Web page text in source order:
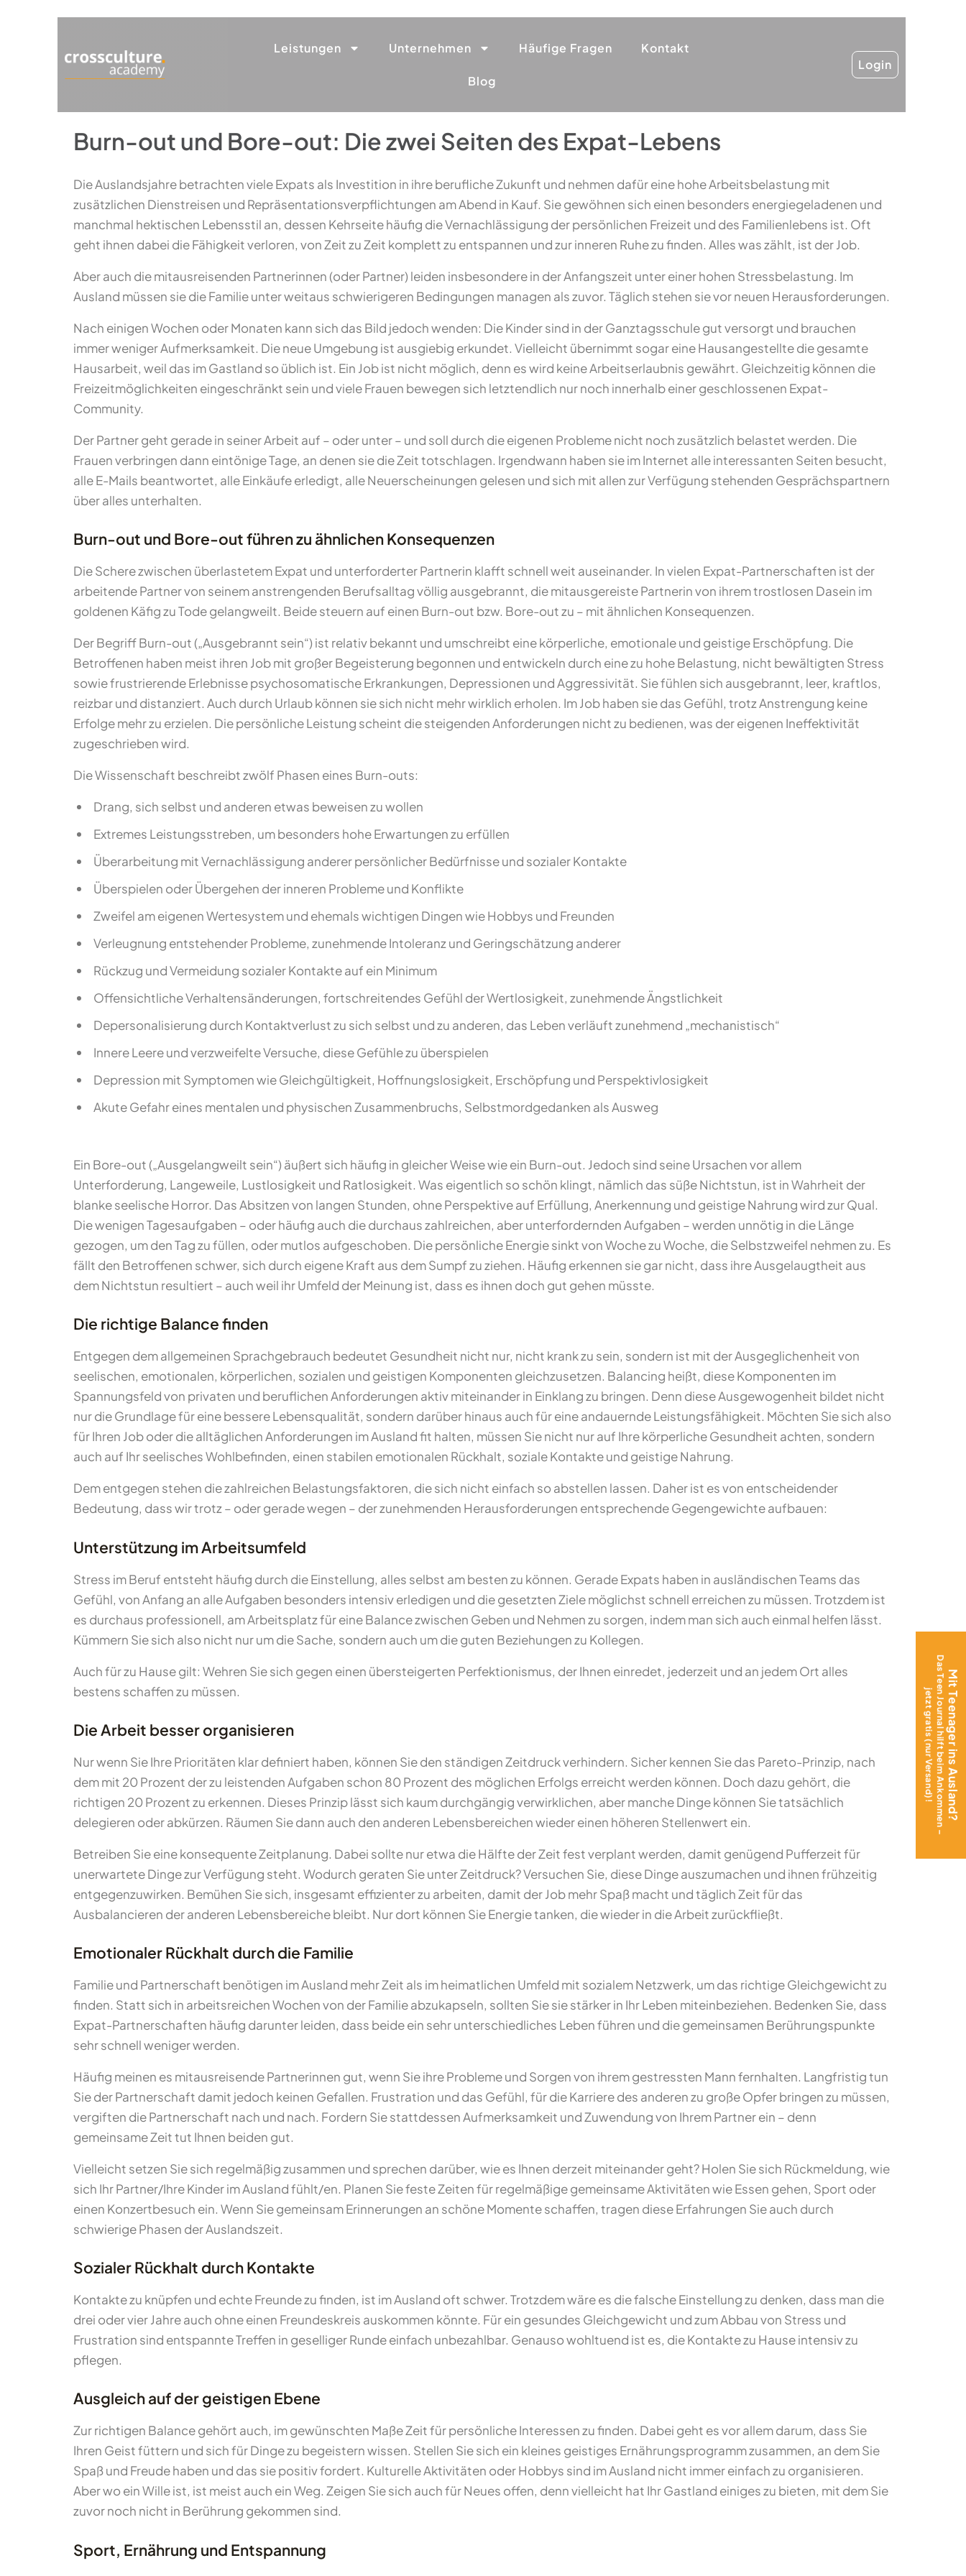
Leistungen Unternehmen Häufige Fragen Kontakt
Blog
Login
Burn-out und Bore-out: Die zwei Seiten des Expat-Lebens
Die Auslandsjahre betrachten viele Expats als Investition in ihre berufliche Zukunft und nehmen dafür eine hohe Arbeitsbelastung mit
zusätzlichen Dienstreisen und Repräsentationsverpflichtungen am Abend in Kauf. Sie gewöhnen sich einen besonders energiegeladenen und
manchmal hektischen Lebensstil an, dessen Kehrseite häufig die Vernachlässigung der persönlichen Freizeit und des Familienlebens ist. Oft
geht ihnen dabei die Fähigkeit verloren, von Zeit zu Zeit komplett zu entspannen und zur inneren Ruhe zu finden. Alles was zählt, ist der Job.
Aber auch die mitausreisenden Partnerinnen (oder Partner) leiden insbesondere in der Anfangszeit unter einer hohen Stressbelastung. Im
Ausland müssen sie die Familie unter weitaus schwierigeren Bedingungen managen als zuvor. Täglich stehen sie vor neuen Herausforderungen.
Nach einigen Wochen oder Monaten kann sich das Bild jedoch wenden: Die Kinder sind in der Ganztagsschule gut versorgt und brauchen
immer weniger Aufmerksamkeit. Die neue Umgebung ist ausgiebig erkundet. Vielleicht übernimmt sogar eine Hausangestellte die gesamte
Hausarbeit, weil das im Gastland so üblich ist. Ein Job ist nicht möglich, denn es wird keine Arbeitserlaubnis gewährt. Gleichzeitig können die
Freizeitmöglichkeiten eingeschränkt sein und viele Frauen bewegen sich letztendlich nur noch innerhalb einer geschlossenen Expat-
Community.
Der Partner geht gerade in seiner Arbeit auf – oder unter – und soll durch die eigenen Probleme nicht noch zusätzlich belastet werden. Die
Frauen verbringen dann eintönige Tage, an denen sie die Zeit totschlagen. Irgendwann haben sie im Internet alle interessanten Seiten besucht,
alle E-Mails beantwortet, alle Einkäufe erledigt, alle Neuerscheinungen gelesen und sich mit allen zur Verfügung stehenden Gesprächspartnern
über alles unterhalten.
Burn-out und Bore-out führen zu ähnlichen Konsequenzen
Die Schere zwischen überlastetem Expat und unterforderter Partnerin klafft schnell weit auseinander. In vielen Expat-Partnerschaften ist der
arbeitende Partner von seinem anstrengenden Berufsalltag völlig ausgebrannt, die mitausgereiste Partnerin von ihrem trostlosen Dasein im
goldenen Käfig zu Tode gelangweilt. Beide steuern auf einen Burn-out bzw. Bore-out zu – mit ähnlichen Konsequenzen.
Der Begriff Burn-out („Ausgebrannt sein“) ist relativ bekannt und umschreibt eine körperliche, emotionale und geistige Erschöpfung. Die
Betroffenen haben meist ihren Job mit großer Begeisterung begonnen und entwickeln durch eine zu hohe Belastung, nicht bewältigten Stress
sowie frustrierende Erlebnisse psychosomatische Erkrankungen, Depressionen und Aggressivität. Sie fühlen sich ausgebrannt, leer, kraftlos,
reizbar und distanziert. Auch durch Urlaub können sie sich nicht mehr wirklich erholen. Im Job haben sie das Gefühl, trotz Anstrengung keine
Erfolge mehr zu erzielen. Die persönliche Leistung scheint die steigenden Anforderungen nicht zu bedienen, was der eigenen Ineffektivität
zugeschrieben wird.
Die Wissenschaft beschreibt zwölf Phasen eines Burn-outs:
Drang, sich selbst und anderen etwas beweisen zu wollen
Extremes Leistungsstreben, um besonders hohe Erwartungen zu erfüllen
Überarbeitung mit Vernachlässigung anderer persönlicher Bedürfnisse und sozialer Kontakte
Überspielen oder Übergehen der inneren Probleme und Konflikte
Zweifel am eigenen Wertesystem und ehemals wichtigen Dingen wie Hobbys und Freunden
Verleugnung entstehender Probleme, zunehmende Intoleranz und Geringschätzung anderer
Rückzug und Vermeidung sozialer Kontakte auf ein Minimum
Offensichtliche Verhaltensänderungen, fortschreitendes Gefühl der Wertlosigkeit, zunehmende Ängstlichkeit
Depersonalisierung durch Kontaktverlust zu sich selbst und zu anderen, das Leben verläuft zunehmend „mechanistisch“
Innere Leere und verzweifelte Versuche, diese Gefühle zu überspielen
Depression mit Symptomen wie Gleichgültigkeit, Hoffnungslosigkeit, Erschöpfung und Perspektivlosigkeit
Akute Gefahr eines mentalen und physischen Zusammenbruchs, Selbstmordgedanken als Ausweg
Ein Bore-out („Ausgelangweilt sein“) äußert sich häufig in gleicher Weise wie ein Burn-out. Jedoch sind seine Ursachen vor allem
Unterforderung, Langeweile, Lustlosigkeit und Ratlosigkeit. Was eigentlich so schön klingt, nämlich das süße Nichtstun, ist in Wahrheit der
blanke seelische Horror. Das Absitzen von langen Stunden, ohne Perspektive auf Erfüllung, Anerkennung und geistige Nahrung wird zur Qual.
Die wenigen Tagesaufgaben – oder häufig auch die durchaus zahlreichen, aber unterfordernden Aufgaben – werden unnötig in die Länge
gezogen, um den Tag zu füllen, oder mutlos aufgeschoben. Die persönliche Energie sinkt von Woche zu Woche, die Selbstzweifel nehmen zu. Es
fällt den Betroffenen schwer, sich durch eigene Kraft aus dem Sumpf zu ziehen. Häufig erkennen sie gar nicht, dass ihre Ausgelaugtheit aus
dem Nichtstun resultiert – auch weil ihr Umfeld der Meinung ist, dass es ihnen doch gut gehen müsste.
Die richtige Balance finden
Entgegen dem allgemeinen Sprachgebrauch bedeutet Gesundheit nicht nur, nicht krank zu sein, sondern ist mit der Ausgeglichenheit von
seelischen, emotionalen, körperlichen, sozialen und geistigen Komponenten gleichzusetzen. Balancing heißt, diese Komponenten im
Spannungsfeld von privaten und beruflichen Anforderungen aktiv miteinander in Einklang zu bringen. Denn diese Ausgewogenheit bildet nicht
nur die Grundlage für eine bessere Lebensqualität, sondern darüber hinaus auch für eine andauernde Leistungsfähigkeit. Möchten Sie sich also
für Ihren Job oder die alltäglichen Anforderungen im Ausland fit halten, müssen Sie nicht nur auf Ihre körperliche Gesundheit achten, sondern
auch auf Ihr seelisches Wohlbefinden, einen stabilen emotionalen Rückhalt, soziale Kontakte und geistige Nahrung.
Dem entgegen stehen die zahlreichen Belastungsfaktoren, die sich nicht einfach so abstellen lassen. Daher ist es von entscheidender
Bedeutung, dass wir trotz – oder gerade wegen – der zunehmenden Herausforderungen entsprechende Gegengewichte aufbauen:
Unterstützung im Arbeitsumfeld
Stress im Beruf entsteht häufig durch die Einstellung, alles selbst am besten zu können. Gerade Expats haben in ausländischen Teams das
Gefühl, von Anfang an alle Aufgaben besonders intensiv erledigen und die gesetzten Ziele möglichst schnell erreichen zu müssen. Trotzdem ist
es durchaus professionell, am Arbeitsplatz für eine Balance zwischen Geben und Nehmen zu sorgen, indem man sich auch einmal helfen lässt.
Kümmern Sie sich also nicht nur um die Sache, sondern auch um die guten Beziehungen zu Kollegen.
Auch für zu Hause gilt: Wehren Sie sich gegen einen übersteigerten Perfektionismus, der Ihnen einredet, jederzeit und an jedem Ort alles
bestens schaffen zu müssen.
Die Arbeit besser organisieren
Nur wenn Sie Ihre Prioritäten klar definiert haben, können Sie den ständigen Zeitdruck verhindern. Sicher kennen Sie das Pareto-Prinzip, nach
dem mit 20 Prozent der zu leistenden Aufgaben schon 80 Prozent des möglichen Erfolgs erreicht werden können. Doch dazu gehört, die
richtigen 20 Prozent zu erkennen. Dieses Prinzip lässt sich kaum durchgängig verwirklichen, aber manche Dinge können Sie tatsächlich
delegieren oder abkürzen. Räumen Sie dann auch den anderen Lebensbereichen wieder einen höheren Stellenwert ein.
Betreiben Sie eine konsequente Zeitplanung. Dabei sollte nur etwa die Hälfte der Zeit fest verplant werden, damit genügend Pufferzeit für
unerwartete Dinge zur Verfügung steht. Wodurch geraten Sie unter Zeitdruck? Versuchen Sie, diese Dinge auszumachen und ihnen frühzeitig
entgegenzuwirken. Bemühen Sie sich, insgesamt effizienter zu arbeiten, damit der Job mehr Spaß macht und täglich Zeit für das
Ausbalancieren der anderen Lebensbereiche bleibt. Nur dort können Sie Energie tanken, die wieder in die Arbeit zurückfließt.
Emotionaler Rückhalt durch die Familie
Familie und Partnerschaft benötigen im Ausland mehr Zeit als im heimatlichen Umfeld mit sozialem Netzwerk, um das richtige Gleichgewicht zu
finden. Statt sich in arbeitsreichen Wochen von der Familie abzukapseln, sollten Sie sie stärker in Ihr Leben miteinbeziehen. Bedenken Sie, dass
Expat-Partnerschaften häufig darunter leiden, dass beide ein sehr unterschiedliches Leben führen und die gemeinsamen Berührungspunkte
sehr schnell weniger werden.
Häufig meinen es mitausreisende Partnerinnen gut, wenn Sie ihre Probleme und Sorgen von ihrem gestressten Mann fernhalten. Langfristig tun
Sie der Partnerschaft damit jedoch keinen Gefallen. Frustration und das Gefühl, für die Karriere des anderen zu große Opfer bringen zu müssen,
vergiften die Partnerschaft nach und nach. Fordern Sie stattdessen Aufmerksamkeit und Zuwendung von Ihrem Partner ein – denn
gemeinsame Zeit tut Ihnen beiden gut.
Vielleicht setzen Sie sich regelmäßig zusammen und sprechen darüber, wie es Ihnen derzeit miteinander geht? Holen Sie sich Rückmeldung, wie
sich Ihr Partner/Ihre Kinder im Ausland fühlt/en. Planen Sie feste Zeiten für regelmäßige gemeinsame Aktivitäten wie Essen gehen, Sport oder
einen Konzertbesuch ein. Wenn Sie gemeinsam Erinnerungen an schöne Momente schaffen, tragen diese Erfahrungen Sie auch durch
schwierige Phasen der Auslandszeit.
Sozialer Rückhalt durch Kontakte
Kontakte zu knüpfen und echte Freunde zu finden, ist im Ausland oft schwer. Trotzdem wäre es die falsche Einstellung zu denken, dass man die
drei oder vier Jahre auch ohne einen Freundeskreis auskommen könnte. Für ein gesundes Gleichgewicht und zum Abbau von Stress und
Frustration sind entspannte Treffen in geselliger Runde einfach unbezahlbar. Genauso wohltuend ist es, die Kontakte zu Hause intensiv zu
pflegen.
Ausgleich auf der geistigen Ebene
Zur richtigen Balance gehört auch, im gewünschten Maße Zeit für persönliche Interessen zu finden. Dabei geht es vor allem darum, dass Sie
Ihren Geist füttern und sich für Dinge zu begeistern wissen. Stellen Sie sich ein kleines geistiges Ernährungsprogramm zusammen, an dem Sie
Spaß und Freude haben und das sie positiv fordert. Kulturelle Aktivitäten oder Hobbys sind im Ausland nicht immer einfach zu organisieren.
Aber wo ein Wille ist, ist meist auch ein Weg. Zeigen Sie sich auch für Neues offen, denn vielleicht hat Ihr Gastland einiges zu bieten, mit dem Sie
zuvor noch nicht in Berührung gekommen sind.
Sport, Ernährung und Entspannung
Mit Teenager ins Ausland?
Das Teen Journal hilft beim Ankommen –
jetzt gratis (nur Versand)!